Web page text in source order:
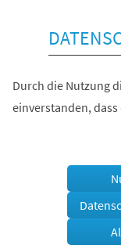
Durch die Nutzung
einverstanden,